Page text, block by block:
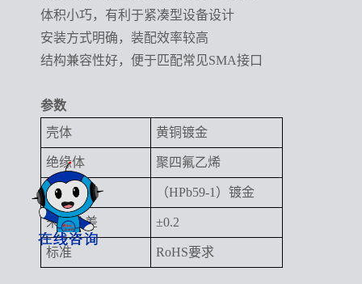
体积小巧，有利于紧凑型设备设计
安装方式明确，装配效率较高
结构兼容性好，便于匹配常见SMA接口
参数
壳体
黄铜镀金
绝缘体 聚四氟乙烯
插孔 （HPb59-1）镀金
未注公差 ±0.2
标准 RoHS要求